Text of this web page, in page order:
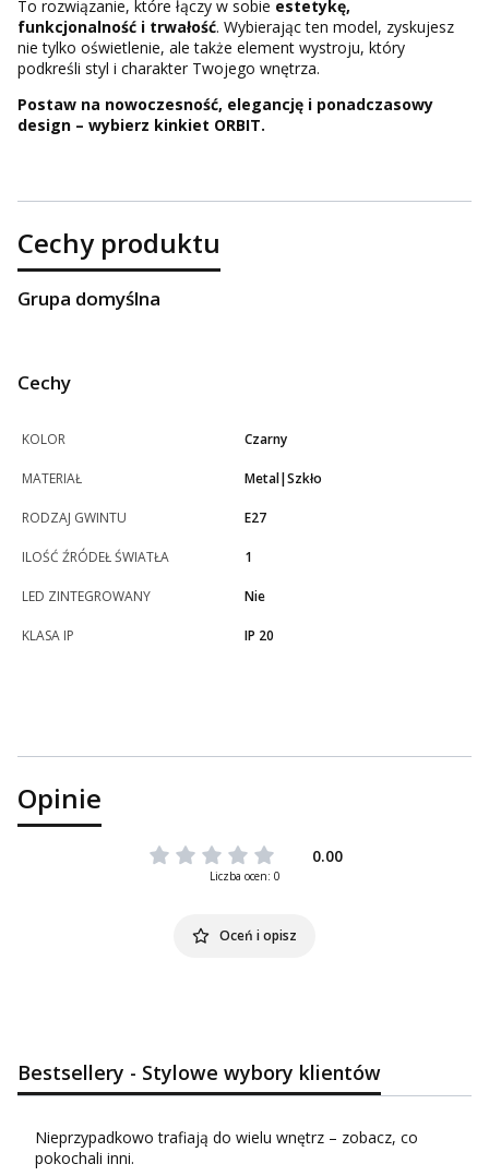
To rozwiązanie, które łączy w sobie estetykę,
funkcjonalność i trwałość. Wybierając ten model, zyskujesz
nie tylko oświetlenie, ale także element wystroju, który
podkreśli styl i charakter Twojego wnętrza.
Postaw na nowoczesność, elegancję i ponadczasowy
design – wybierz kinkiet ORBIT.
Cechy produktu
Grupa domyślna
Cechy
KOLOR Czarny
MATERIAŁ Metal|Szkło
RODZAJ GWINTU E27
ILOŚĆ ŹRÓDEŁ ŚWIATŁA 1
LED ZINTEGROWANY Nie
KLASA IP IP 20
Opinie
0.00
Liczba ocen: 0
Oceń i opisz
Bestsellery - Stylowe wybory klientów
Nieprzypadkowo trafiają do wielu wnętrz – zobacz, co
pokochali inni.